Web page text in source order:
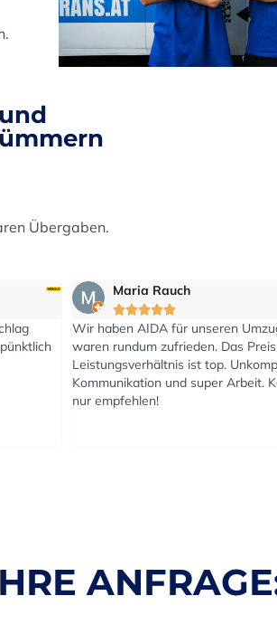
Übergaben.
Maria Rauch
 
Wir haben AIDA für unseren Umzug
waren rundum zufrieden. Das Preis-
Leistungsverhältnis ist top.
Kommunikation und super Arbeit.
nur empfehlen!